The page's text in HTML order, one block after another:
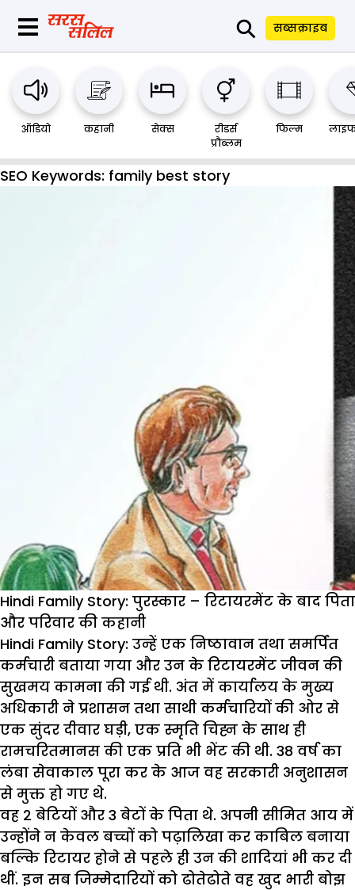
⚲ सब्सक्राइब
ऑडियो कहानी सेक्स
रीडर्स
प्रौब्लम
फिल्म
SEO Keywords: family best story
Hindi Family Story: पुरस्कार – रिटायरमेंट के बाद पिता
और परिवार की कहानी
Hindi Family Story: उन्हें एक निष्ठावान तथा समर्पित
कर्मचारी बताया गया और उन के रिटायरमेंट जीवन की
सुखमय कामना की गई थी. अंत में कार्यालय के मुख्य
अधिकारी ने प्रशासन तथा साथी कर्मचारियों की ओर से
एक सुंदर दीवार घड़ी, एक स्मृति चिह्न के साथ ही
रामचरितमानस की एक प्रति भी भेंट की थी. 38 वर्ष का
लंबा सेवाकाल पूरा कर के आज वह सरकारी अनुशासन
से मुक्त हो गए थे.
वह 2 बेटियों और 3 बेटों के पिता थे. अपनी सीमित आय में
उन्होंने न केवल बच्चों को पढ़ालिखा कर काबिल बनाया
बल्कि रिटायर होने से पहले ही उन की शादियां भी कर दी
थीं. इन सब जिम्मेदारियों को ढोतेढोते वह खुद भारी बोझ